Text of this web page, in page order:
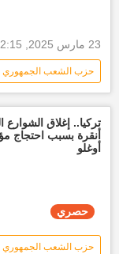
23 مارس 2025, 02:15 GMT
حزب الشعب الجمهوري
العالم
تركيا.. إغلاق
أنقرة بسبب احتجاج
أوغلو
حصري
حزب الشعب الجمهوري